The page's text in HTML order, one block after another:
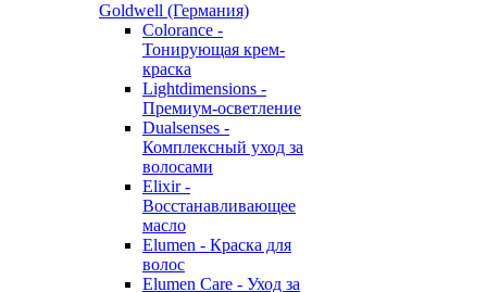
Goldwell (Германия)
Colorance -
Тонирующая крем-
краска
Lightdimensions -
Премиум-осветление
Dualsenses -
Комплексный уход за
волосами
Elixir -
Восстанавливающее
масло
Elumen - Краска для
волос
Elumen Care - Уход за